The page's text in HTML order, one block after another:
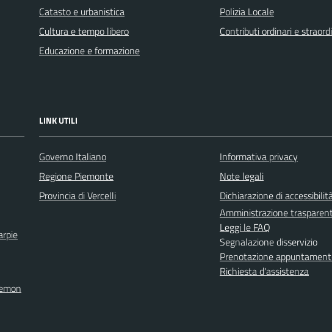
Catasto e urbanistica
Cultura e tempo libero
Educazione e formazione
Polizia Locale
Contributi ordinari e
LINK UTILI
Governo Italiano
Regione Piemonte
Provincia di Vercelli
Informativa privacy
Note legali
Dichiarazione di
Amministrazione
Leggi le FAQ
Segnalazione disservizio
Prenotazione
Richiesta d'assistenza